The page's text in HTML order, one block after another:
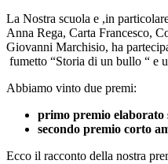
La Nostra scuola e ,in
Anna Rega, Carta Francesco,
Giovanni Marchisio, ha
fumetto “Storia di un bullo “ e
Abbiamo vinto due premi:
primo premio elaborato
secondo premio corto
Ecco il racconto della nostra